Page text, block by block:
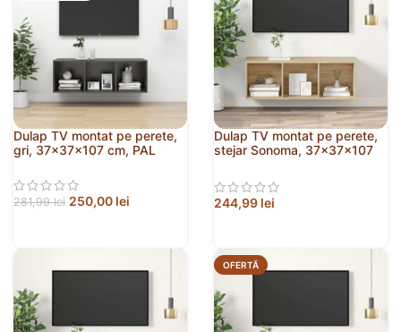
Dulap TV montat pe perete,
gri, 37x37x107 cm, PAL
281,99lei 250,00 lei
Dulap TV montat pe perete,
stejar Sonoma, 37x37x107
244,99 lei
OFERTĂ